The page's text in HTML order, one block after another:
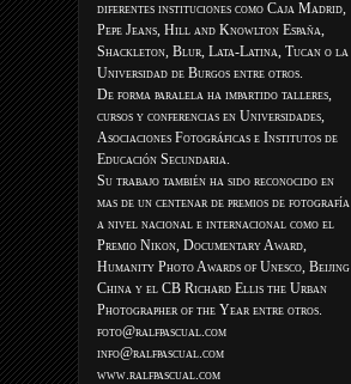
diferentes instituciones como Caja Madrid,
Pepe Jeans, Hill and Knowlton España,
Shackleton, Blur, Lata-Latina, Tucan o la
Universidad de Burgos entre otros.
De forma paralela ha impartido talleres,
cursos y conferencias en Universidades,
Asociaciones Fotográficas e Institutos de
Educación Secundaria.
Su trabajo también ha sido reconocido en
mas de un centenar de premios de fotografía
a nivel nacional e internacional como el
Premio Nikon, Documentary Award,
Humanity Photo Awards of Unesco, Beijing
China y el CB Richard Ellis the Urban
Photographer of the Year entre otros.
foto@ralfpascual.com
info@ralfpascual.com
www.ralfpascual.com